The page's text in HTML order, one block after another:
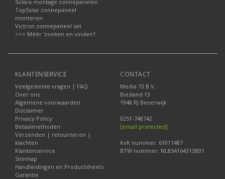
Solara montage zonnepanelen
TopSolar zonnepaneel
monteren
Victron zonnepaneel set
>>> Méér 'zoeken en vinden'!
KLANTENSERVICE
Veelgestelde vragen | FAQ
Over ons
Algemene voorwaarden
Disclaimer
Privacy Policy
Betaalmethoden
Verzenden | retourneren |
klachten
Klantenservice
Sitemap
Handleidingen en Productsheets
Garantie
CONTACT
Media 73 B.V.
Biesland 13
1948 RJ Beverwijk
0251-748742
[email protected]
KvK nummer: 61011487
BTW nummer: NL854164315B01